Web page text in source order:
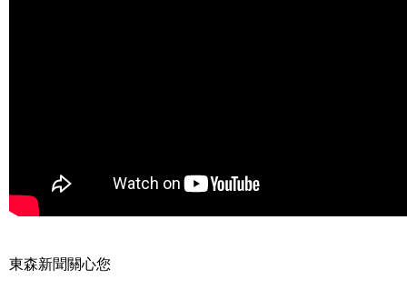
東森新聞關心您